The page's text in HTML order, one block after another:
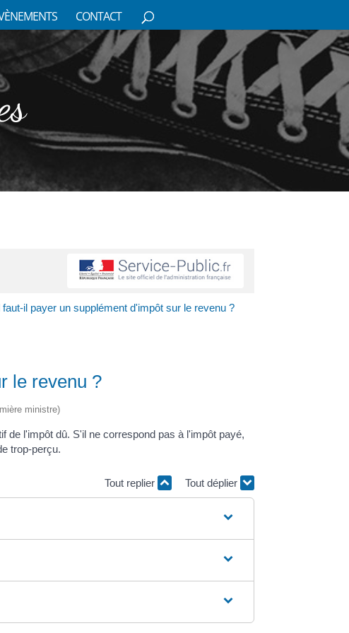
CONTACT
faut-il payer un supplément d'impôt sur le revenu ?
le revenu ?
ministre)
de l'impôt dû. S'il ne correspond pas à l'impôt payé,
trop-perçu.
Tout replier Tout déplier